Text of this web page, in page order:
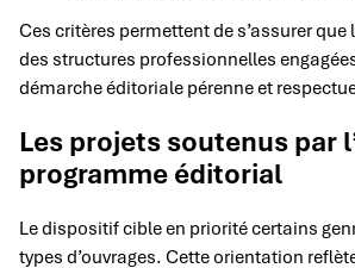
Ces critères permettent de s’assurer que
des structures professionnelles
démarche éditoriale pérenne et
Les projets soutenus par
programme éditorial
Le dispositif cible en priorité certains
types d’ouvrages. Cette orientation